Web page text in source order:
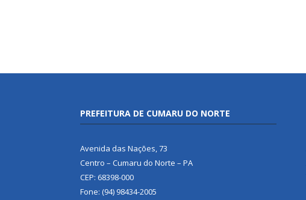
PREFEITURA DE CUMARU DO NORTE
Avenida das Nações, 73
Centro – Cumaru do Norte – PA
CEP: 68398-000
Fone: (94) 98434-2005